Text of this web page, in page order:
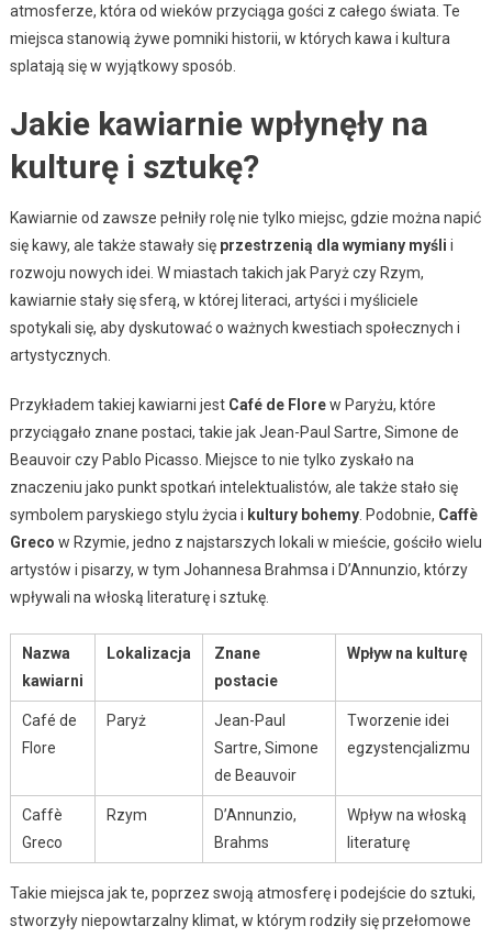
atmosferze, która od wieków przyciąga gości z całego świata. Te
miejsca stanowią żywe pomniki historii, w których kawa i kultura
splatają się w wyjątkowy sposób.
Jakie kawiarnie wpłynęły na
kulturę i sztukę?
Kawiarnie od zawsze pełniły rolę nie tylko miejsc, gdzie można napić
się kawy, ale także stawały się przestrzenią dla wymiany myśli i
rozwoju nowych idei. W miastach takich jak Paryż czy Rzym,
kawiarnie stały się sferą, w której literaci, artyści i myśliciele
spotykali się, aby dyskutować o ważnych kwestiach społecznych i
artystycznych.
Przykładem takiej kawiarni jest Café de Florew Paryżu, które
przyciągało znane postaci, takie jak Jean-Paul Sartre, Simone de
Beauvoir czy Pablo Picasso. Miejsce to nie tylko zyskało na
znaczeniu jako punkt spotkań intelektualistów, ale także stało się
symbolem paryskiego stylu życia i kultury bohemy. Podobnie, Caffè
Greco w Rzymie, jedno z najstarszych lokali w mieście, gościło wielu
artystów i pisarzy, w tym Johannesa Brahmsa i D’Annunzio, którzy
wpływali na włoską literaturę i sztukę.
Nazwa
kawiarni
Lokalizacja
Znane
postacie
Wpływ na kulturę
Café de
Flore
Paryż
Jean-Paul
Sartre, Simone
de Beauvoir
Tworzenie idei
egzystencjalizmu
Caffè
Greco
Rzym
D’Annunzio,
Brahms
Wpływ na włoską
literaturę
Takie miejsca jak te, poprzez swoją atmosferę i podejście do sztuki,
stworzyły niepowtarzalny klimat, w którym rodziły się przełomowe